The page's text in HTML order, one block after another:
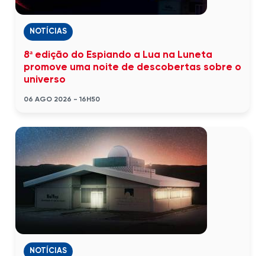
NOTÍCIAS
8ª edição do Espiando a Lua na Luneta
promove uma noite de descobertas sobre o
universo
06 AGO 2026 - 16H50
NOTÍCIAS